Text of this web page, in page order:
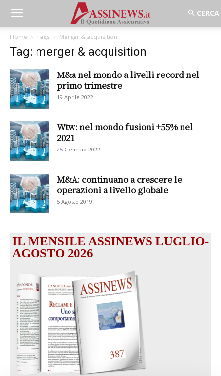
Home Tags Merger & acquisition
Tag: merger & acquisition
M&a nel mondo a livelli record nel
primo trimestre
19 Aprile 2022
Wtw: nel mondo fusioni +55% nel
2021
25 Gennaio 2022
M&A: continuano a crescere le
operazioni a livello globale
5 Agosto 2019
IL MENSILE ASSINEWS LUGLIO-
AGOSTO 2026